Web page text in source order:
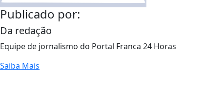
Publicado por:
Da redação
Equipe de jornalismo do Portal Franca 24 Horas
Saiba Mais